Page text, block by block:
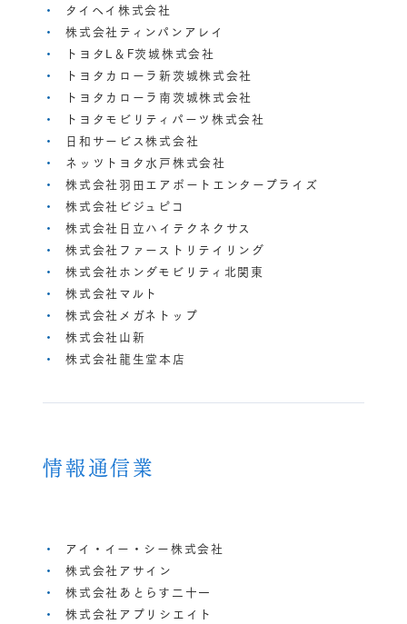
タイヘイ株式会社
株式会社ティンパンアレイ
トヨタL＆F茨城株式会社
トヨタカローラ新茨城株式会社
トヨタカローラ南茨城株式会社
トヨタモビリティパーツ株式会社
日和サービス株式会社
ネッツトヨタ水戸株式会社
株式会社羽田エアポートエンタープライズ
株式会社ビジュピコ
株式会社日立ハイテクネクサス
株式会社ファーストリテイリング
株式会社ホンダモビリティ北関東
株式会社マルト
株式会社メガネトップ
株式会社山新
株式会社龍生堂本店
情報通信業
アイ・イー・シー株式会社
株式会社アサイン
株式会社あとらす二十一
株式会社アプリシエイト